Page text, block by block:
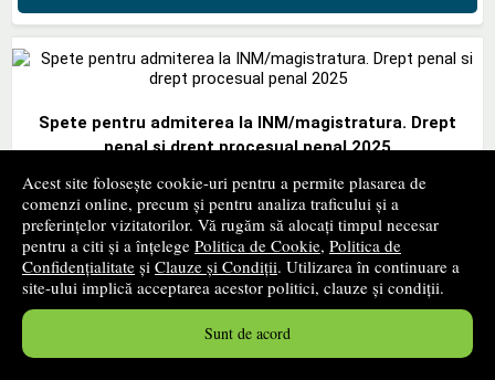
Acest site folosește cookie-uri pentru a permite plasarea de
comenzi online, precum și pentru analiza traficului și a
preferințelor vizitatorilor. Vă rugăm să alocați timpul necesar
pentru a citi și a înțelege Politica de Cookie, Politica de
Confidențialitate și Clauze și Condiții. Utilizarea în continuare a
site-ului implică acceptarea acestor politici, clauze și condiții.
Sunt de acord
Spete pentru admiterea la INM/magistratura. Drept
penal si drept procesual penal 2025
UNIVERSUL JURIDIC - 2025
199,00lei
stoc indisponibil
➤ alertă stoc